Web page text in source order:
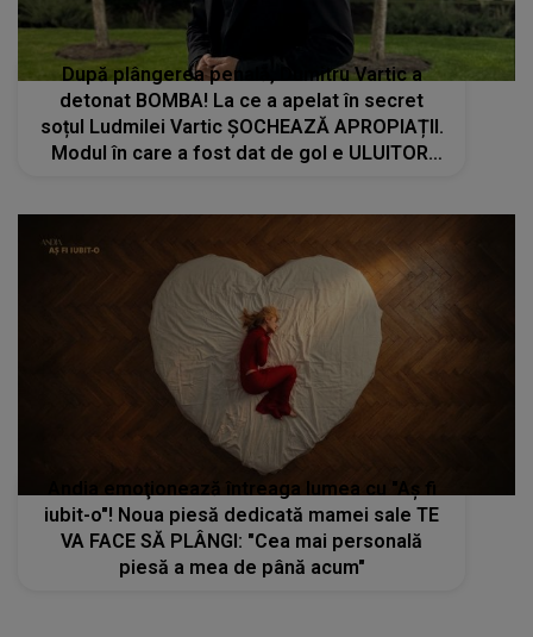
După plângerea penală, Dumitru Vartic a
detonat BOMBA! La ce a apelat în secret
soțul Ludmilei Vartic ȘOCHEAZĂ APROPIAȚII.
Modul în care a fost dat de gol e ULUITOR:
Andia emoţionează întreaga lumea cu "Aș fi
iubit-o"! Noua piesă dedicată mamei sale TE
VA FACE SĂ PLÂNGI: "Cea mai personală
piesă a mea de până acum"